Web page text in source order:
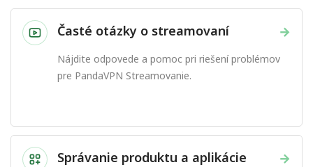
→
Časté otázky o streamovaní
Nájdite odpovede a pomoc pri riešení problémov
pre PandaVPN Streamovanie.
→
Správanie produktu a aplikácie